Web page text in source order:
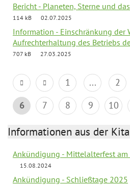
Bericht - Planeten, Sterne und
114 kB
02.07.2025
Information - Einschränkung der
Aufrechterhaltung des Betriebs
707 kB
27.03.2025
1 ... 2
6
7 8 9 10
Informationen aus der
Ankündigung - Mittelalterfest am
15.08.2024
Ankündigung - Schließtage 2025